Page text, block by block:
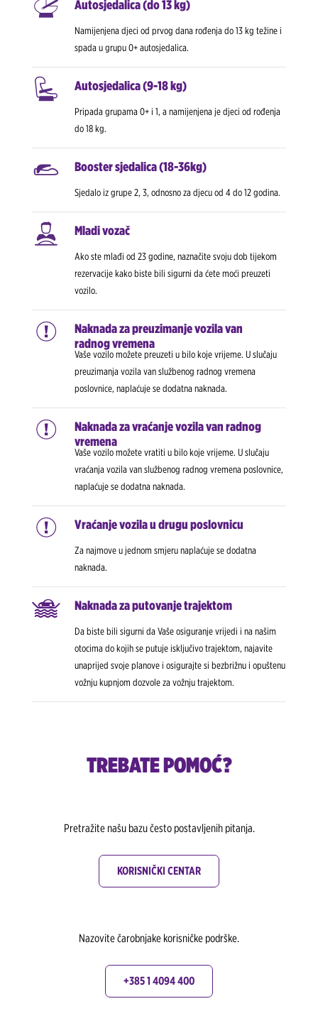
Autosjedalica (do 13 kg)
Namijenjena djeci od prvog dana rođenja do 13 kg težine i
spada u grupu 0+ autosjedalica.
Autosjedalica (9-18 kg)
Pripada grupama 0+ i 1, a namijenjena je djeci od rođenja
do 18 kg.
Booster sjedalica (18-36kg)
Sjedalo iz grupe 2, 3, odnosno za djecu od 4 do 12 godina.
Mladi vozač
Ako ste mlađi od 23 godine, naznačite svoju dob tijekom
rezervacije kako biste bili sigurni da ćete moći preuzeti
vozilo.
Naknada za preuzimanje vozila van
radnog vremena
Vaše vozilo možete preuzeti u bilo koje vrijeme. U slučaju
preuzimanja vozila van službenog radnog vremena
poslovnice, naplaćuje se dodatna naknada.
Naknada za vraćanje vozila van radnog
vremena
Vaše vozilo možete vratiti u bilo koje vrijeme. U slučaju
vraćanja vozila van službenog radnog vremena poslovnice,
naplaćuje se dodatna naknada.
Vraćanje vozila u drugu poslovnicu
Za najmove u jednom smjeru naplaćuje se dodatna
naknada.
Naknada za putovanje trajektom
Da biste bili sigurni da Vaše osiguranje vrijedi i na našim
otocima do kojih se putuje isključivo trajektom, najavite
unaprijed svoje planove i osigurajte si bezbrižnu i opuštenu
vožnju kupnjom dozvole za vožnju trajektom.
TREBATE POMOĆ?
Pretražite našu bazu često postavljenih pitanja.
KORISNIČKI CENTAR
Nazovite čarobnjake korisničke podrške.
+385 1 4094 400